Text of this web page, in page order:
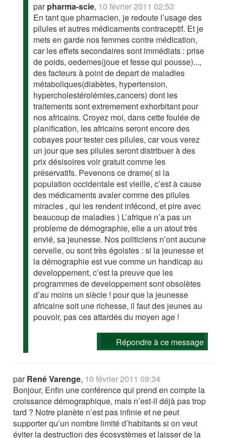
parpharma-scie, 10 février 2011 02:53
En tant que pharmacien, je redoute l’usage des
pilules et autres médicaments contraceptif. Et je
mets en garde nos femmes contre médication,
car les effets secondaires sont immédiats : prise
de poids, oedemes(joue et fesse qui pousse)...,
des facteurs à point de depart de maladies
métaboliques(diabètes, hypertension,
hypercholestérolémies,cancers) dont les
traitements sont extremement exhorbitant pour
nos africains. Croyez moi, dans cette foulée de
planification, les africains seront encore des
cobayes pour tester ces pilules, car vous verez
un jour que ses pilules seront distribuer à des
prix désisoires voir gratuit comme les
préservatifs. Pevenons ce drame( si la
population occidentale est vieille, c’est à cause
des médicaments avaler comme des pilules
miracles , qui les rendent infécond, et pire avec
beaucoup de maladies ) L’afrique n’a pas un
probleme de démographie, elle a un atout très
envié, sa jeunesse. Nos politiciens n’ont aucune
cervelle, ou sont très égoistes : si la jeunesse et
la démographie est vue comme un handicap au
developpement, c’est la preuve que les
programmes de developpement sont obsolètes
d’au moins un siècle ! pour que la jeunesse
africaine soit une richesse, il faut des jeunes au
pouvoir, pas ces attardés du moyen age !
Répondre à ce message
parRené Varenge, 10 février 2011 09:34
Bonjour, Enfin une conférence qui prend en compte la
croissance démographique, mais n’est-il déjà pas trop
tard ? Notre planète n’est pas infinie et ne peut
supporter qu’un nombre limité d’habitants si on veut
éviter la destruction des écosystèmes et laisser de la